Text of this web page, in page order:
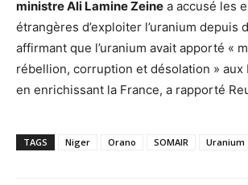
ministre Ali Lamine Zeine a accusé les
étrangères d’exploiter l’uranium depuis
affirmant que l’uranium avait apporté «
rébellion, corruption et désolation »
en enrichissant la France, a rapporté
TAGS Niger Orano SOMAIR Uranium